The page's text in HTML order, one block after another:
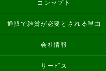
コンセプト
通販で雑貨が必要とされる理由
会社情報
サービス